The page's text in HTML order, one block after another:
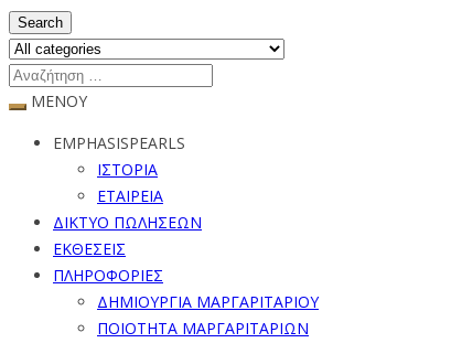
Search
ΜΕΝΟΥ
EMPHASISPEARLS
ΙΣΤΟΡΙΑ
ΕΤΑΙΡΕΙΑ
ΔΙΚΤΥΟ ΠΩΛΗΣΕΩΝ
ΕΚΘΕΣΕΙΣ
ΠΛΗΡΟΦΟΡΙΕΣ
ΔΗΜΙΟΥΡΓΙΑ ΜΑΡΓΑΡΙΤΑΡΙΟΥ
ΠΟΙΟΤΗΤΑ ΜΑΡΓΑΡΙΤΑΡΙΩΝ